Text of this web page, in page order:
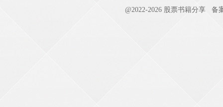
@2022-2026 股票书籍分享 备